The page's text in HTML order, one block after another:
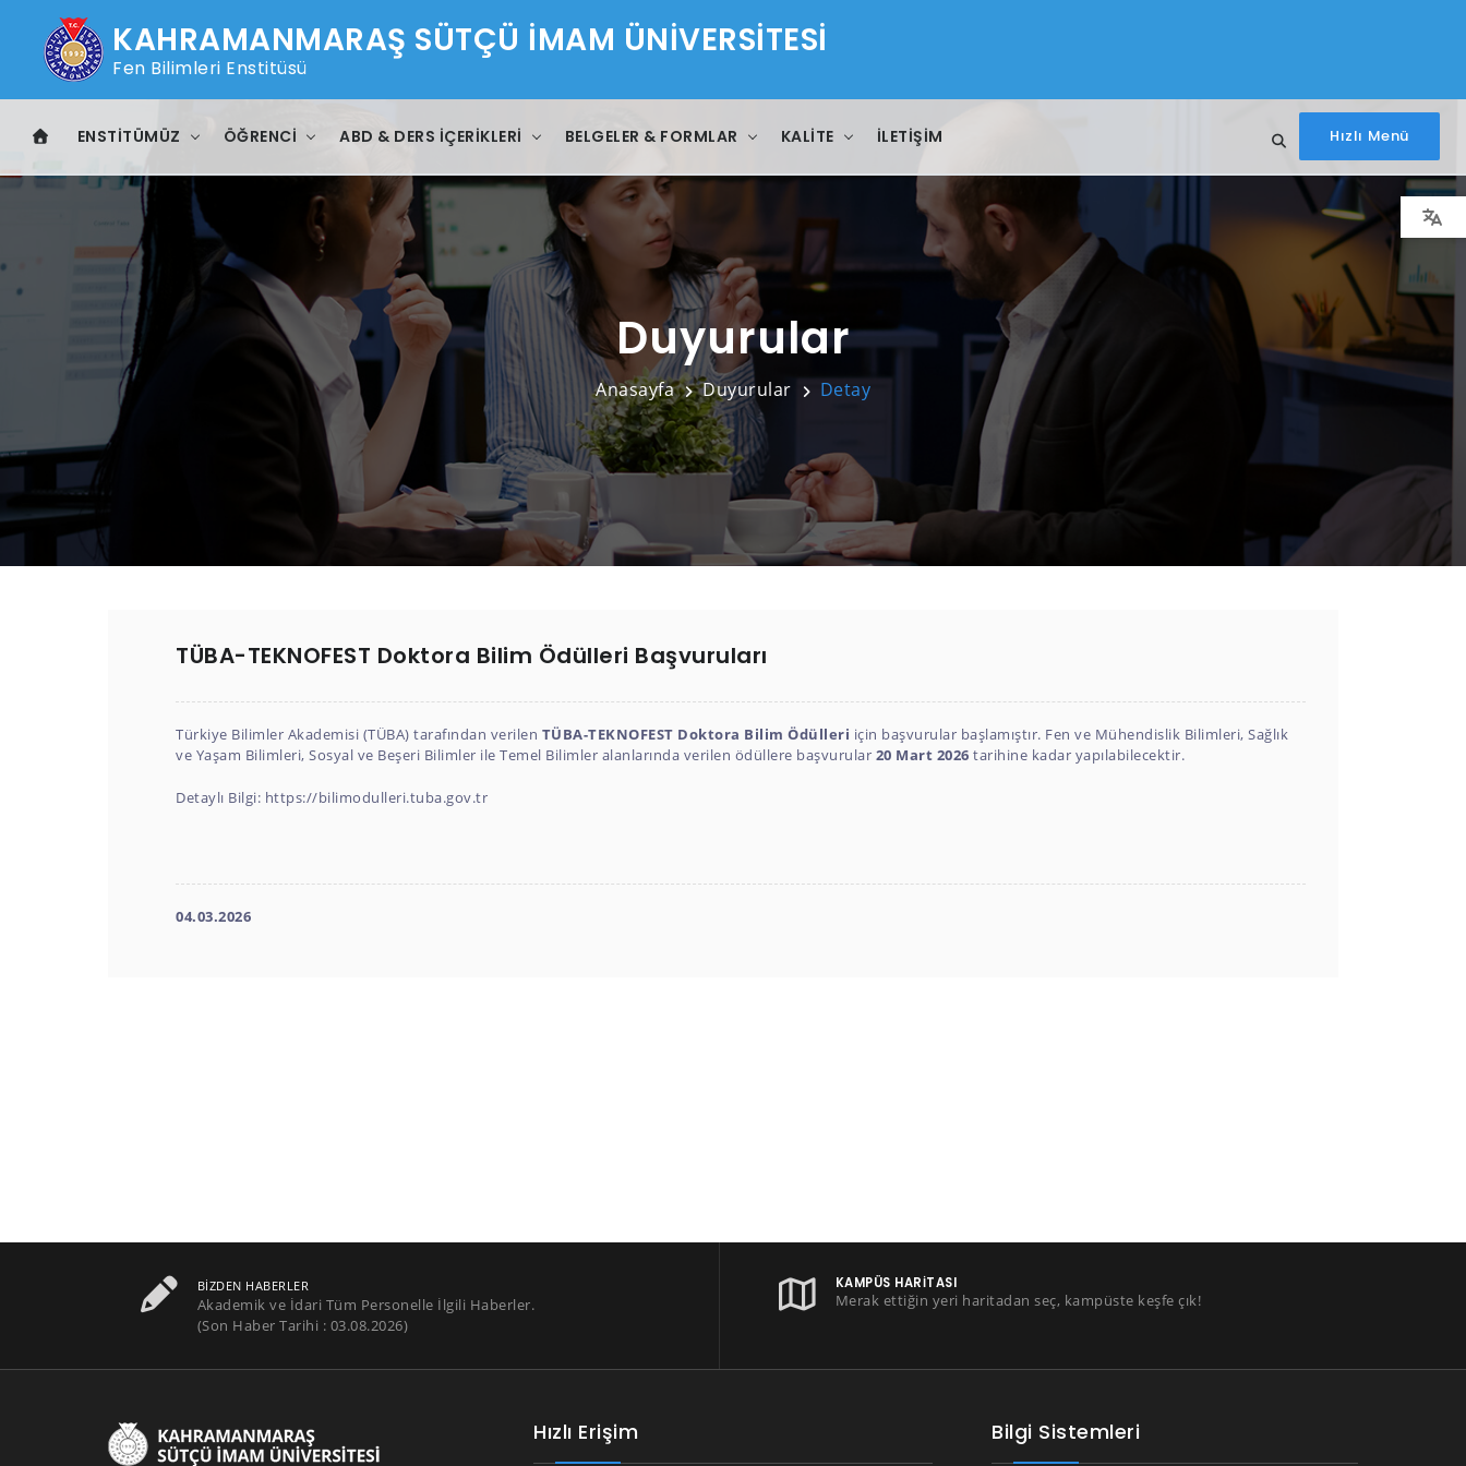
KAHRAMANMARAŞ SÜTÇÜ İMAM ÜNİVERSİTESİ
Fen Bilimleri Enstitüsü
ENSTITÜMÜZ ÖĞRENCI ABD & DERS İÇERIKLERI BELGELER & FORMLAR KALITE İLETIŞIM Hızlı Menü
Duyurular
Anasayfa Duyurular Detay
TÜBA-TEKNOFEST Doktora Bilim Ödülleri Başvuruları
Türkiye Bilimler Akademisi (TÜBA) tarafından verilen TÜBA-TEKNOFEST Doktora Bilim Ödülleri için başvurular başlamıştır. Fen ve Mühendislik Bilimleri, Sağlık
ve Yaşam Bilimleri, Sosyal ve Beşeri Bilimler ile Temel Bilimler alanlarında verilen ödüllere başvurular 20 Mart 2026 tarihine kadar yapılabilecektir.
Detaylı Bilgi: https://bilimodulleri.tuba.gov.tr
04.03.2026
BIZDEN HABERLER
Akademik ve İdari Tüm Personelle İlgili Haberler.
(Son Haber Tarihi : 03.08.2026)
KAMPÜS HARITASI
Merak ettiğin yeri haritadan seç, kampüste keşfe çık!
Hızlı Erişim Bilgi Sistemleri